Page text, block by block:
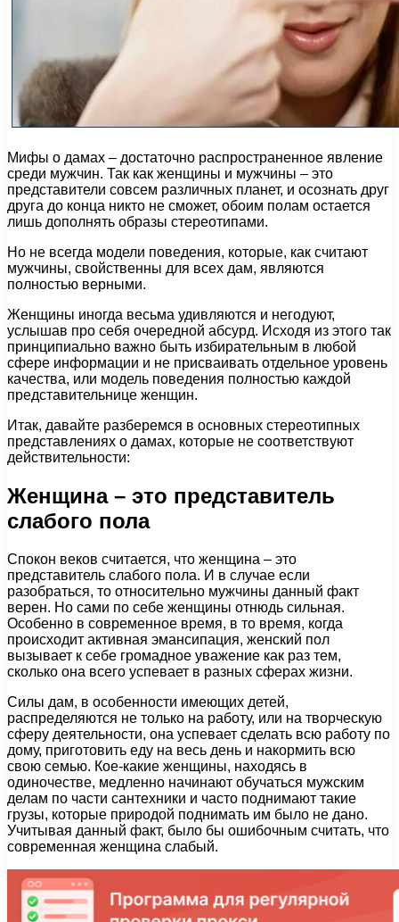
Мифы о дамах – достаточно распространенное явление
среди мужчин. Так как женщины и мужчины – это
представители совсем различных планет, и осознать друг
друга до конца никто не сможет, обоим полам остается
лишь дополнять образы стереотипами.
Но не всегда модели поведения, которые, как считают
мужчины, свойственны для всех дам, являются
полностью верными.
Женщины иногда весьма удивляются и негодуют,
услышав про себя очередной абсурд. Исходя из этого так
принципиально важно быть избирательным в любой
сфере информации и не присваивать отдельное уровень
качества, или модель поведения полностью каждой
представительнице женщин.
Итак, давайте разберемся в основных стереотипных
представлениях о дамах, которые не соответствуют
действительности:
Женщина – это представитель
слабого пола
Спокон веков считается, что женщина – это
представитель слабого пола. И в случае если
разобраться, то относительно мужчины данный факт
верен. Но сами по себе женщины отнюдь сильная.
Особенно в современное время, в то время, когда
происходит активная эмансипация, женский пол
вызывает к себе громадное уважение как раз тем,
сколько она всего успевает в разных сферах жизни.
Силы дам, в особенности имеющих детей,
распределяются не только на работу, или на творческую
сферу деятельности, она успевает сделать всю работу по
дому, приготовить еду на весь день и накормить всю
свою семью. Кое-какие женщины, находясь в
одиночестве, медленно начинают обучаться мужским
делам по части сантехники и часто поднимают такие
грузы, которые природой поднимать им было не дано.
Учитывая данный факт, было бы ошибочным считать, что
современная женщина слабый.